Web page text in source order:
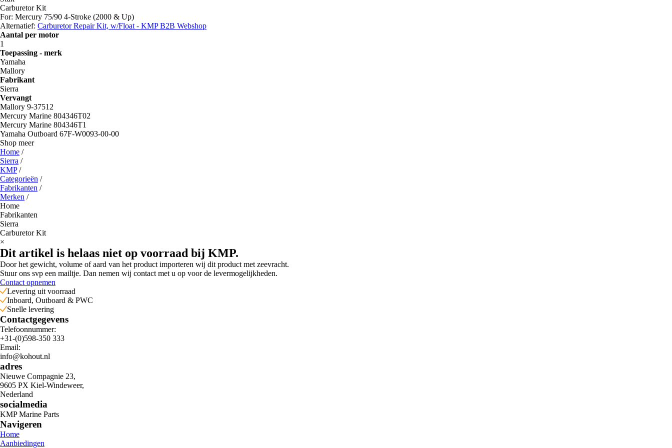
Carburetor Kit
For: Mercury 75/90 4-Stroke (2000 & Up)
Alternatief: Carburetor Repair Kit, w/Float - KMP B2B Webshop
Aantal per motor
1
Toepassing - merk
Yamaha
Mallory
Fabrikant
Sierra
Vervangt
Mallory 9-37512
Mercury Marine 804346T02
Mercury Marine 804346T1
Yamaha Outboard 67F-W0093-00-00
Shop meer
Home /
Sierra /
KMP/
Categorieën /
Fabrikanten /
Merken /
Home
Fabrikanten
Sierra
Carburetor Kit
×
Dit artikel is helaas niet op voorraad bij KMP.
Door het gewicht, volume of aard van het product importeren wij dit product met zeevracht.
Stuur ons svp een mailtje. Dan nemen wij contact met u op voor de levermogelijkheden.
Contact opnemen
Levering uit voorraad
Inboard, Outboard & PWC
Snelle levering
Contactgegevens
Telefoonnummer:
+31-(0)598-350 333
Email:
info@kohout.nl
adres
Nieuwe Compagnie 23,
9605 PX Kiel-Windeweer,
Nederland
socialmedia
KMP Marine Parts
Navigeren
Home
Aanbiedingen